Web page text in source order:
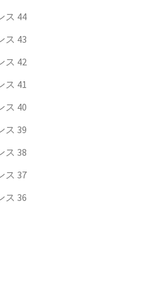
ス 44
ス 43
ス 42
41
ス 40
ス 39
ス 38
ス 37
ス 36